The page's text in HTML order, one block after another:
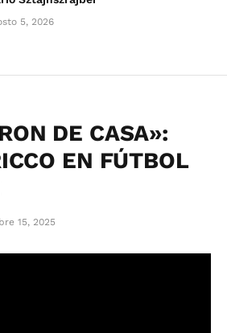
5, 2026
DE CASA»:
EN FÚTBOL
15, 2025